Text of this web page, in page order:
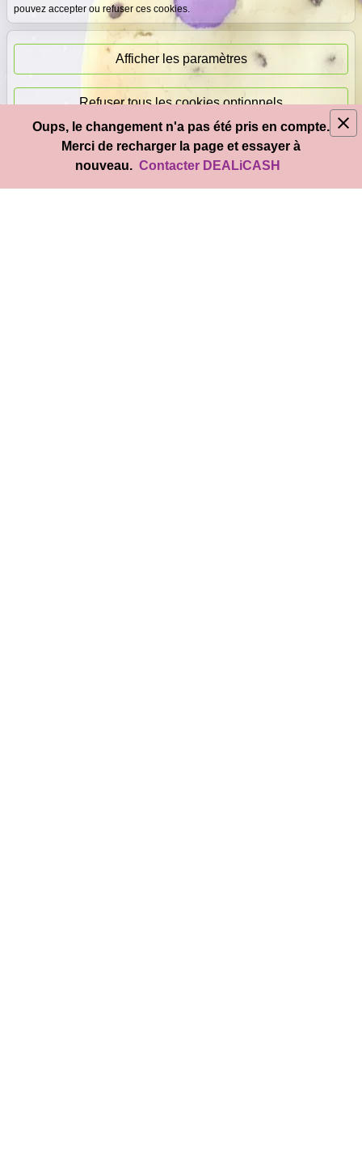
pouvez accepter ou refuser ces cookies.
Afficher les paramètres
Refuser tous les cookies optionnels
Accepter tous les cookies
Paiement
immédiat
© 2026 DEALiCASH- Tous droits réservés
Oups, le changement n'a pas été pris en compte.
Merci de recharger la page et essayer à
nouveau. Contacter DEALiCASH